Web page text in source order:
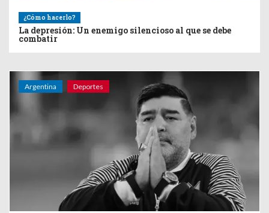
¿Cómo hacerlo?
La depresión: Un enemigo silencioso al que se debe
combatir
Argentina Deportes